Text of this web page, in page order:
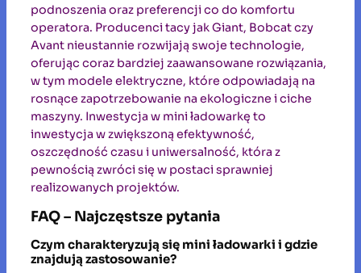
podnoszenia oraz preferencji co do komfortu
operatora. Producenci tacy jak Giant, Bobcat czy
Avant nieustannie rozwijają swoje technologie,
oferując coraz bardziej zaawansowane rozwiązania,
w tym modele elektryczne, które odpowiadają na
rosnące zapotrzebowanie na ekologiczne i ciche
maszyny. Inwestycja w mini ładowarkę to
inwestycja w zwiększoną efektywność,
oszczędność czasu i uniwersalność, która z
pewnością zwróci się w postaci sprawniej
realizowanych projektów.
FAQ – Najczęstsze pytania
Czym charakteryzują się mini ładowarki i gdzie
znajdują zastosowanie?